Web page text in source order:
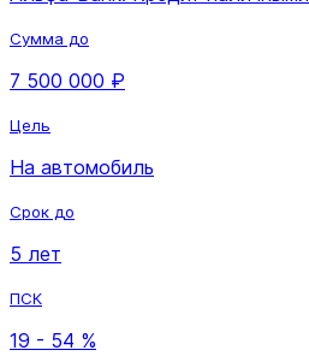
Сумма до
7 500 000 ₽
Цель
На автомобиль
Срок до
5 лет
ПСК
19 - 54 %